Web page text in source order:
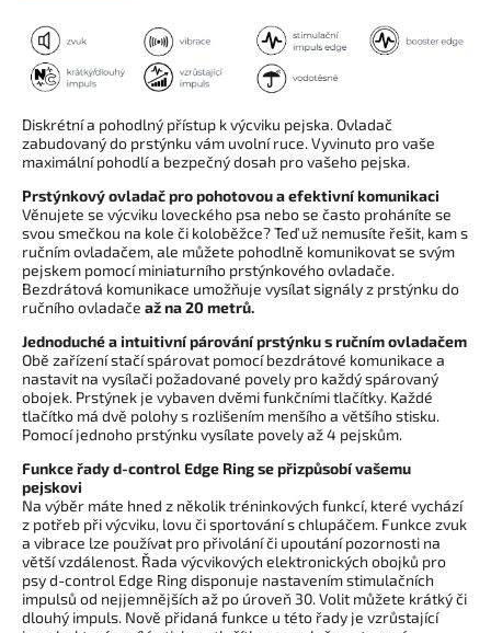
Diskrétní a pohodlný přístup k výcviku pejska. Ovladač
zabudovaný do prstýnku vám uvolní ruce. Vyvinuto pro vaše
maximální pohodlí a bezpečný dosah pro vašeho pejska.
Prstýnkový ovladač pro pohotovou a efektivní komunikaci
Věnujete se výcviku loveckého psa nebo se často proháníte se
svou smečkou na kole či koloběžce? Teď už nemusíte řešit, kam s
ručním ovladačem, ale můžete pohodlně komunikovat se svým
pejskem pomocí miniaturního prstýnkového ovladače.
Bezdrátová komunikace umožňuje vysílat signály z prstýnku do
ručního ovladače až na 20 metrů.
Jednoduché a intuitivní párování prstýnku s ručním ovladačem
Obě zařízení stačí spárovat pomocí bezdrátové komunikace a
nastavit na vysílači požadované povely pro každý spárovaný
obojek. Prstýnek je vybaven dvěmi funkčními tlačítky. Každé
tlačítko má dvě polohy s rozlišením menšího a většího stisku.
Pomocí jednoho prstýnku vysílate povely až 4 pejskům.
Funkce řady d-control Edge Ring se přizpůsobí vašemu
pejskovi
Na výběr máte hned z několik tréninkových funkcí, které vychází
z potřeb při výcviku, lovu či sportování s chlupáčem. Funkce zvuk
a vibrace lze používat pro přivolání či upoutání pozornosti na
větší vzdálenost. Řada výcvikových elektronických obojků pro
psy d-control Edge Ring disponuje nastavením stimulačních
impulsů od nejjemnějších až po úroveň 30. Volit můžete krátký či
dlouhý impuls. Nově přidaná funkce u této řady je vzrůstající